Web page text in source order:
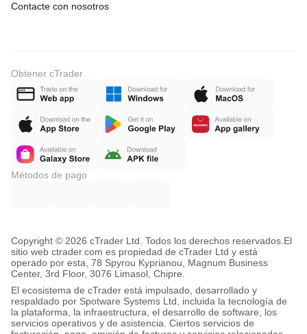
Contacte con nosotros
Obtener cTrader
Métodos de pago
Copyright © 2026 cTrader Ltd. Todos los derechos reservados. El
sitio web ctrader.com es propiedad de cTrader Ltd y está
operado por esta, 78 Spyrou Kyprianou, Magnum Business
Center, 3rd Floor, 3076 Limasol, Chipre.
El ecosistema de cTrader está impulsado, desarrollado y
respaldado por Spotware Systems Ltd, incluida la tecnología de
la plataforma, la infraestructura, el desarrollo de software, los
servicios operativos y de asistencia. Ciertos servicios de